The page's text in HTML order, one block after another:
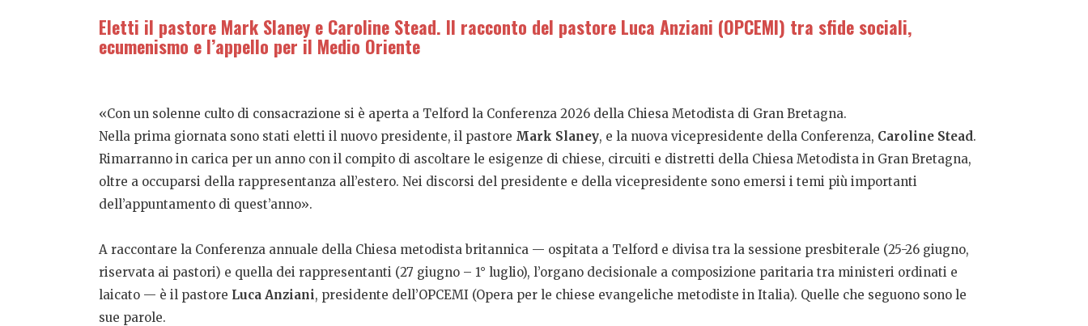
Eletti il pastore Mark Slaney e Caroline Stead. Il racconto del pastore Luca Anziani (OPCEMI) tra sfide sociali,
ecumenismo e l’appello per il Medio Oriente
«Con un solenne culto di consacrazione si è aperta a Telford la Conferenza 2026 della Chiesa Metodista di Gran Bretagna.
Nella prima giornata sono stati eletti il nuovo presidente, il pastore Mark Slaney, e la nuova vicepresidente della Conferenza, Caroline Stead.
Rimarranno in carica per un anno con il compito di ascoltare le esigenze di chiese, circuiti e distretti della Chiesa Metodista in Gran Bretagna,
oltre a occuparsi della rappresentanza all’estero. Nei discorsi del presidente e della vicepresidente sono emersi i temi più importanti
dell’appuntamento di quest’anno».
A raccontare la Conferenza annuale della Chiesa metodista britannica — ospitata a Telford e divisa tra la sessione presbiterale (25-26 giugno,
riservata ai pastori) e quella dei rappresentanti (27 giugno – 1° luglio), l’organo decisionale a composizione paritaria tra ministeri ordinati e
laicato — è il pastore Luca Anziani, presidente dell’OPCEMI (Opera per le chiese evangeliche metodiste in Italia). Quelle che seguono sono le
sue parole.